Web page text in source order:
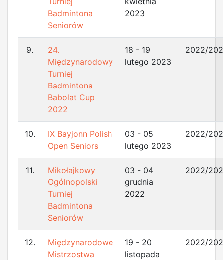
Badmintona
Seniorów
2023
9.
24.
Międzynarodowy
Turniej
Badmintona
Babolat Cup
2022
18 - 19
lutego 2023
2022/
10.
IX Bayjonn Polish
Open Seniors
03 - 05
lutego 2023
2022/
11.
Mikołajkowy
Ogólnopolski
Turniej
Badmintona
Seniorów
03 - 04
grudnia
2022
2022/
12.
Międzynarodowe
Mistrzostwa
19 - 20
listopada
2022/